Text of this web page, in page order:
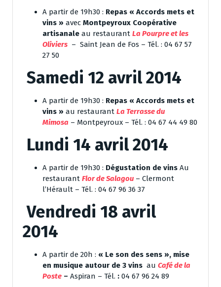
A partir de 19h30 : Repas « Accords mets et
vins » avec Montpeyroux Coopérative
artisanale au restaurant La Pourpre et les
Oliviers – Saint Jean de Fos – Tél. : 04 67 57
27 50
Samedi 12 avril 2014
A partir de 19h30 : Repas « Accords mets et
vins » au restaurant La Terrasse du
Mimosa – Montpeyroux – Tél. : 04 67 44 49 80
Lundi 14 avril 2014
A partir de 19h30 : Dégustation de vins Au
restaurant Flor de Salagou – Clermont
l’Hérault – Tél. : 04 67 96 36 37
Vendredi 18 avril
2014
A partir de 20h : « Le son des sens », mise
en musique autour de 3 vins au Café de la
Poste – Aspiran – Tél. : 04 67 96 24 89